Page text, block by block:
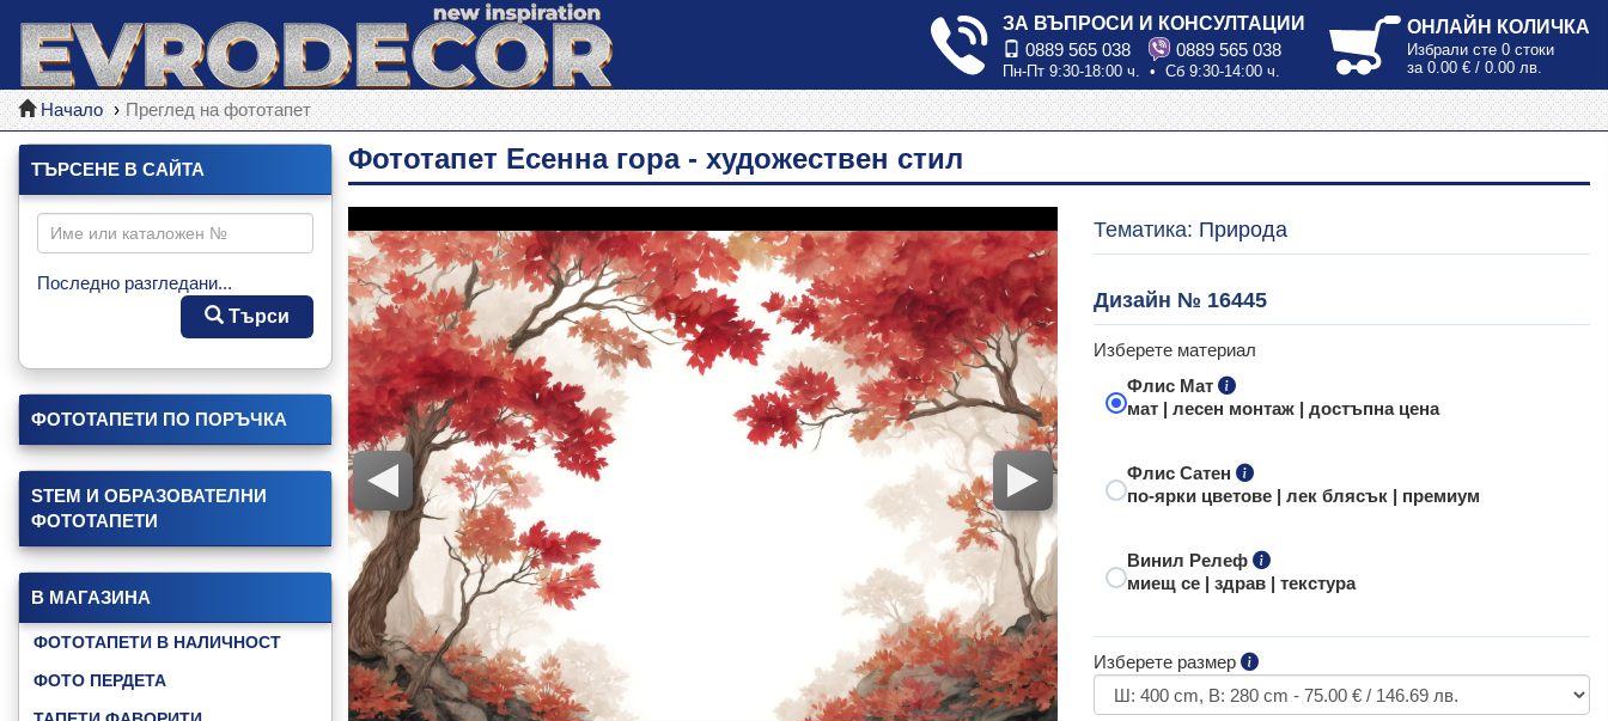
ЗА ВЪПРОСИ И КОНСУЛТАЦИИ
0889 565 038
0889 565 038
Пн-Пт 9:30-18:00 ч. • Сб 9:30-14:00 ч.
ОНЛАЙН КОЛИЧКА
Избрали сте 0 стоки
за 0.00 € / 0.00 лв.
Начало Преглед на фототапет
ТЪРСЕНЕ В САЙТА
Последно разгледани...
Търси
ФОТОТАПЕТИ ПО ПОРЪЧКА
STEM И ОБРАЗОВАТЕЛНИ
ФОТОТАПЕТИ
В МАГАЗИНА
ФОТОТАПЕТИ В НАЛИЧНОСТ
ФОТО ПЕРДЕТА
Фототапет Есенна гора - художествен стил
Тематика: Природа
Дизайн № 16445
Изберете материал
Флис Мат
мат | лесен монтаж | достъпна цена
Флис Сатен
по-ярки цветове | лек блясък | премиум
Винил Релеф
миещ се | здрав | текстура
Изберете размер